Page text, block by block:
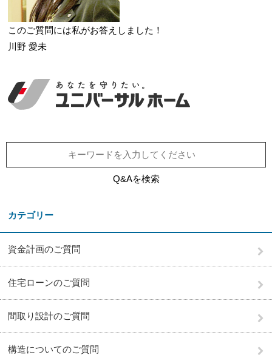
このご質問には私がお答えしました！
川野 愛未
Q&Aを検索
カテゴリー
資金計画のご質問
住宅ローンのご質問
間取り設計のご質問
構造についてのご質問